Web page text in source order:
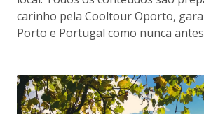
carinho pela Cooltour Oporto,
Porto e Portugal como nunca